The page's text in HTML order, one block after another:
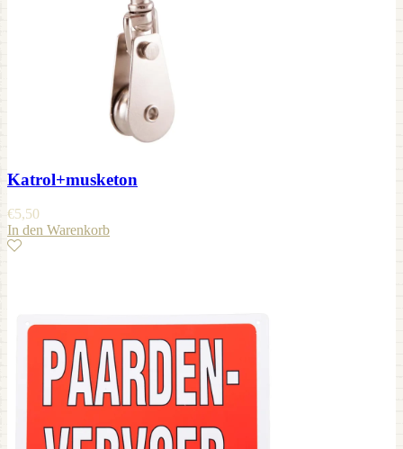
Katrol+musketon
€5,50
In den Warenkorb